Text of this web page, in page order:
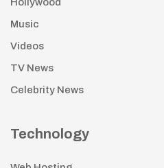
Music
Videos
TV News
Celebrity News
Technology